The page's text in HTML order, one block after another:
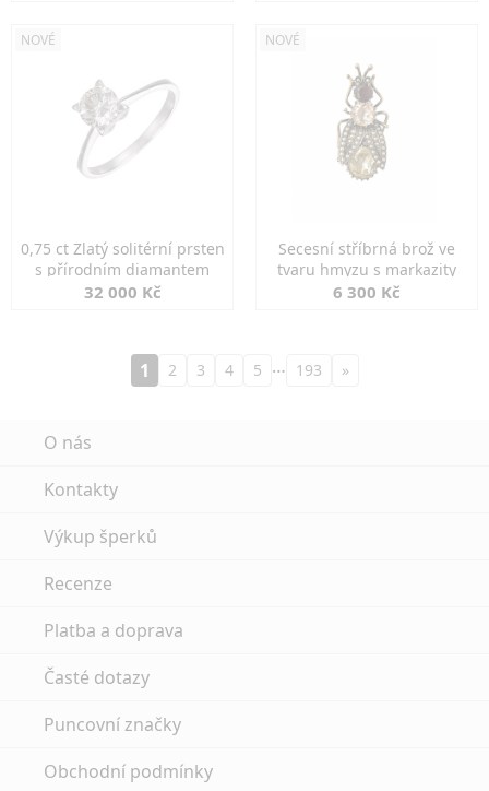
NOVÉ
0,75 ct Zlatý solitérní prsten
s přírodním diamantem
32 000 Kč
NOVÉ
Secesní stříbrná brož ve
tvaru hmyzu s markazity
6 300 Kč
1 2 3 4 5 … 193 »
O nás
Kontakty
Výkup šperků
Recenze
Platba a doprava
Časté dotazy
Puncovní značky
Obchodní podmínky